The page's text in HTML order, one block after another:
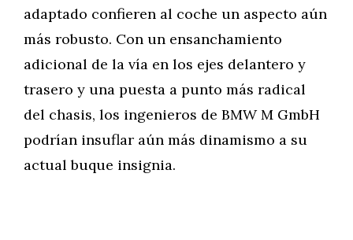
adaptado confieren al coche un aspecto aún
más robusto. Con un ensanchamiento
adicional de la vía en los ejes delantero y
trasero y una puesta a punto más radical
del chasis, los ingenieros de BMW M GmbH
podrían insuflar aún más dinamismo a su
actual buque insignia.